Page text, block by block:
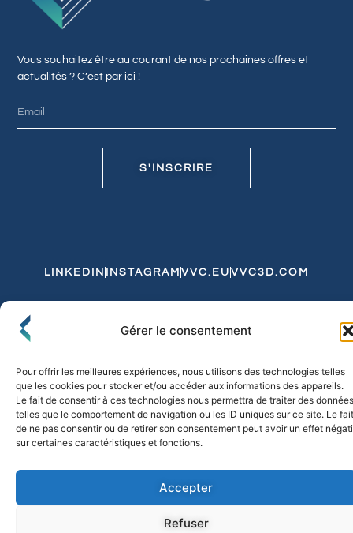
Gérer le consentement
Pour offrir les meilleures expériences, nous utilisons des technologies telles
que les cookies pour stocker et/ou accéder aux informations des appareils.
Le fait de consentir à ces technologies nous permettra de traiter des données
telles que le comportement de navigation ou les ID uniques sur ce site. Le fait
de ne pas consentir ou de retirer son consentement peut avoir un effet
sur certaines caractéristiques et fonctions.
Accepter
Refuser
Vous souhaitez être au courant de nos prochaines offres et
actualités ? C’est par ici !
S'INSCRIRE
LINKEDIN INSTAGRAM VVC.EU VVC3D.COM
Politique de Confidentialité et de CookiesExpédition et Livraison
© 2026 FLO & CO. All Rights Reserved